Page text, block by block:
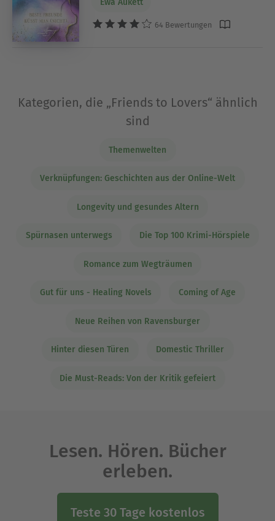
64 Bewertungen
Kategorien, die „Friends to Lovers“ ähnlich
sind
Themenwelten
Verknüpfungen: Geschichten aus der Online-Welt
Longevity und gesundes Altern
Spürnasen unterwegs Die Top 100 Krimi-Hörspiele
Romance zum Wegträumen
Gut für uns - Healing Novels Coming of Age
Neue Reihen von Ravensburger
Hinter diesen Türen Domestic Thriller
Die Must-Reads: Von der Kritik gefeiert
Lesen. Hören. Bücher
erleben.
Teste 30 Tage kostenlos